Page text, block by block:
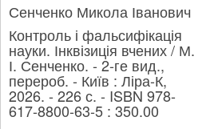
Сенченко Микола Іванович
Контроль і фальсифікація
науки. Інквізиція вчених / М.
І. Сенченко. - 2-ге вид.,
перероб. - Київ : Ліра-К,
2026. - 226 с. - ISBN 978-
617-8800-63-5 : 350.00